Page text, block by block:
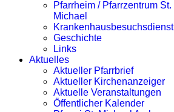
Pfarrheim / Pfarrzentrum St.
Michael
Krankenhausbesuchsdienst
Geschichte
Links
Aktuelles
Aktueller Pfarrbrief
Aktueller Kirchenanzeiger
Aktuelle Veranstaltungen
Öffentlicher Kalender